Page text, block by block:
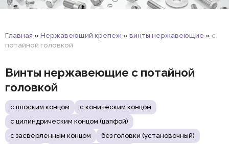
Главная » Нержавеющий крепеж » винты нержавеющие » с
потайной головкой
Винты нержавеющие с потайной
головкой
с плоским концом
с коническим концом
с цилиндрическим концом (цапфой)
с засверленным концом
без головки (установочный)